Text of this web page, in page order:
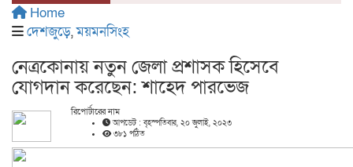
Home
দেশজুড়ে,ময়মনসিংহ
নেত্রকোনায় নতুন জেলা প্রশাসক হিসেবে
যোগদান করেছেন: শাহেদ পারভেজ
রিপোর্টারের নাম
আপডেট : বৃহস্পতিবার, ২০ জুলাই, ২০২৩
৩৮১ পঠিত